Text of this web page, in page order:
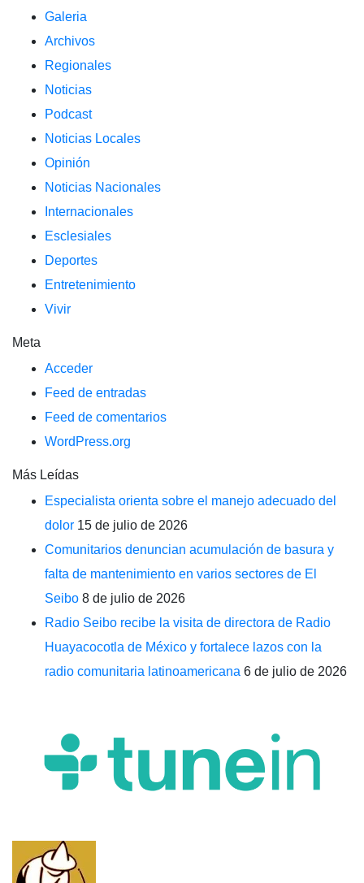
Galeria
Archivos
Regionales
Noticias
Podcast
Noticias Locales
Opinión
Noticias Nacionales
Internacionales
Esclesiales
Deportes
Entretenimiento
Vivir
Meta
Acceder
Feed de entradas
Feed de comentarios
WordPress.org
Más Leídas
Especialista orienta sobre el manejo adecuado del
dolor 15 de julio de 2026
Comunitarios denuncian acumulación de basura y
falta de mantenimiento en varios sectores de El
Seibo 8 de julio de 2026
Radio Seibo recibe la visita de directora de Radio
Huayacocotla de México y fortalece lazos con la
radio comunitaria latinoamericana 6 de julio de 2026